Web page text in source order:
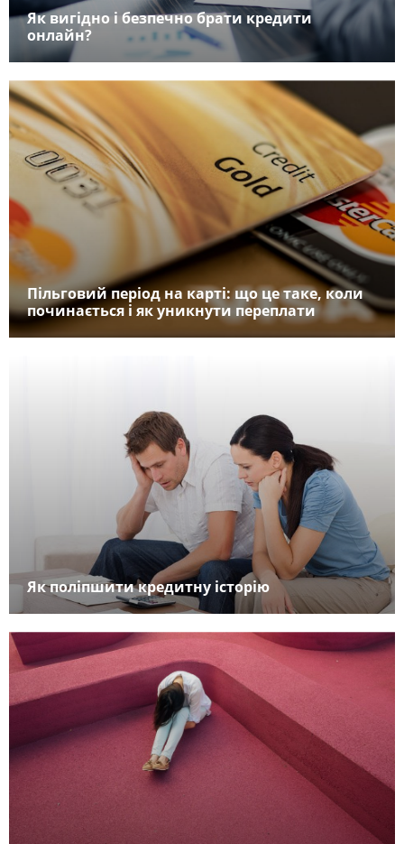
Як вигідно і безпечно брати кредити
онлайн?
Пільговий період на карті: що це таке, коли
починається і як уникнути переплати
Як поліпшити кредитну історію